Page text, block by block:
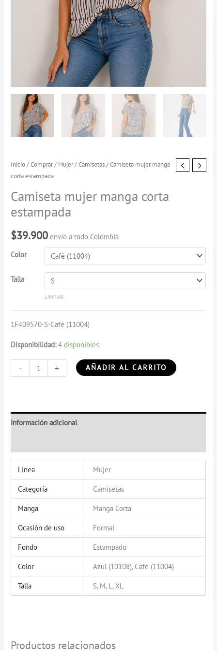
Inicio/Comprar/ Mujer/Camisetas/ Camiseta mujer manga
corta estampada
Camiseta mujer manga corta
estampada
$39.900 envío a todo Colombia
Color
Talla
LIMPIAR
1F409570-S-Café (11004)
Disponibilidad: 4 disponibles
-
Camiseta
mujer
manga
corta
estampada
cantidad
+ AÑADIR AL CARRITO
Información adicional
Linea Mujer
Categoría Camisetas
Manga Manga Corta
Ocasión de uso Formal
Fondo Estampado
Color Azul (10108), Café (11004)
Talla S, M, L, XL
Productos relacionados